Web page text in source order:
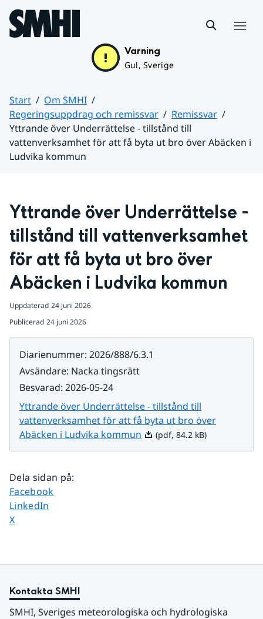
Hoppa till sidans innehåll
Varning
Gul, Sverige
Start
Om SMHI
Regeringsuppdrag och remissvar
Remissvar
Yttrande över Underrättelse - tillstånd till
vattenverksamhet för att få byta ut bro över Abäcken i
Ludvika kommun
Yttrande över Underrättelse -
tillstånd till vattenverksamhet
för att få byta ut bro över
Abäcken i Ludvika kommun
Uppdaterad 24 juni 2026
Publicerad 24 juni 2026
Diarienummer: 2026/888/6.3.1
Avsändare: Nacka tingsrätt
Besvarad: 2026-05-24
Yttrande över Underrättelse - tillstånd till
vattenverksamhet för att få byta ut bro över
Abäcken i Ludvika kommun Pdf, 84.2 kB.
(pdf, 84.2 kB)
Dela sidan på:
Dela sidan på
Facebook
Dela sidan på
LinkedIn
Dela sidan på
X
Kontakta SMHI
SMHI, Sveriges meteorologiska och hydrologiska